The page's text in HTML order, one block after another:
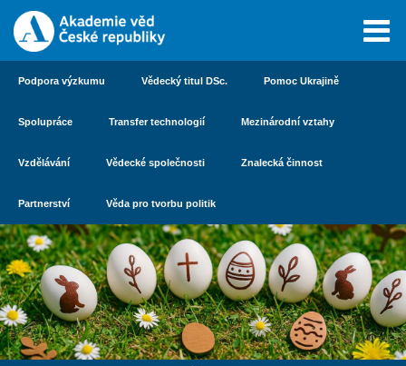
Podpora výzkumu Vědecký titul DSc. Pomoc Ukrajině
Spolupráce Transfer technologií Mezinárodní vztahy
Vzdělávání Vědecké společnosti Znalecká činnost
Partnerství Věda pro tvorbu politik